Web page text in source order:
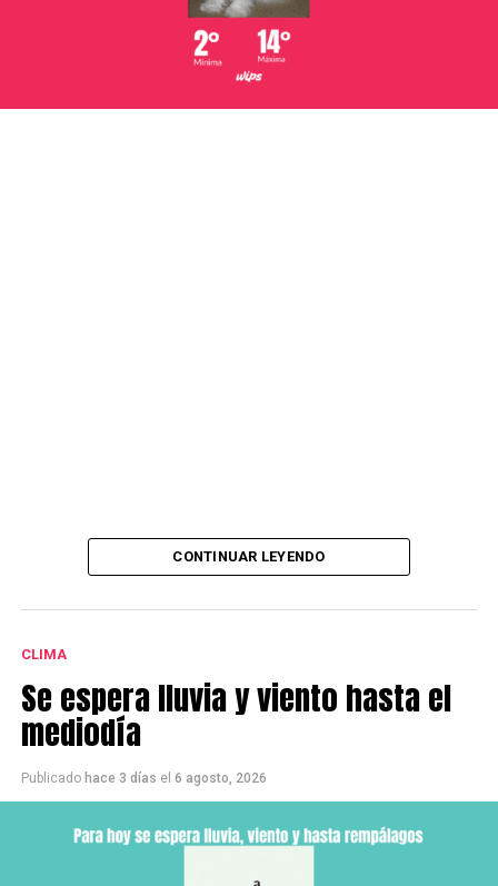
CONTINUAR LEYENDO
CLIMA
Se espera lluvia y viento hasta el
mediodía
Publicado hace 3 días el 6 agosto, 2026